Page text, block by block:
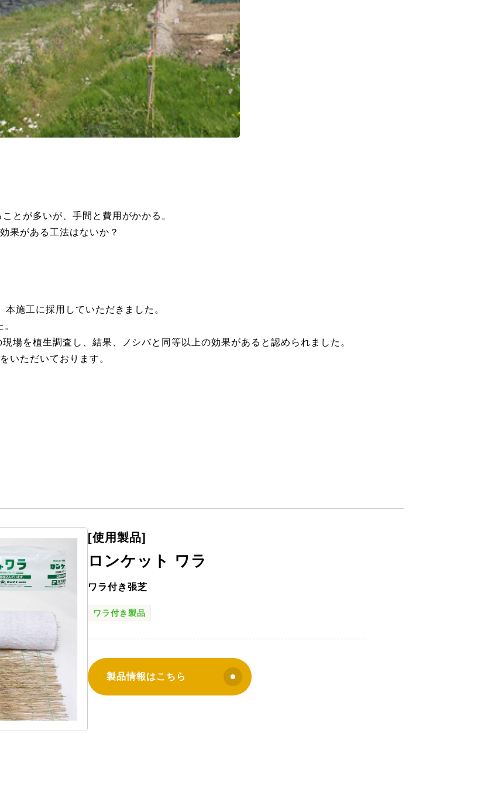
とが多いが、手間と費用がかかる。
果がある工法はないか？
施工に採用していただきました。
場を植生調査し、結果、ノシバと同等以上の効果があると認められました。
いただいております。
[使用製品]
ロンケット ワラ
ワラ付き張芝
ワラ付き製品
製品情報はこちら